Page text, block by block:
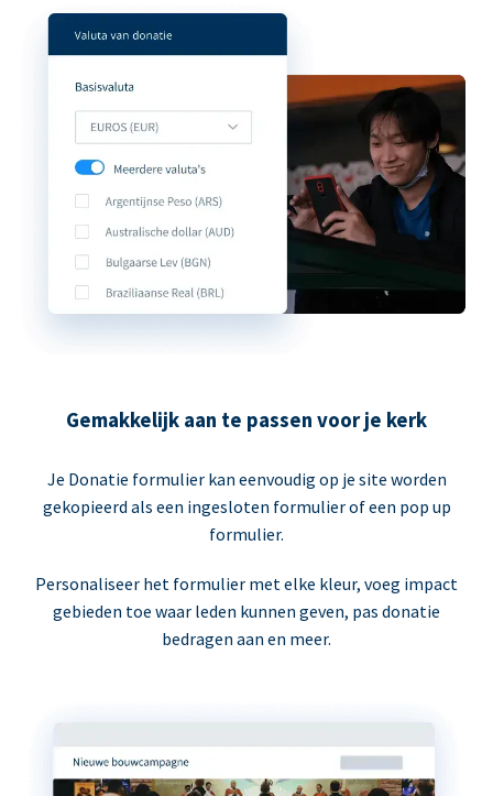
Gemakkelijk aan te passen voor je kerk
Je Donatie formulier kan eenvoudig op je site worden
gekopieerd als een ingesloten formulier of een pop up
formulier.
Personaliseer het formulier met elke kleur, voeg impact
gebieden toe waar leden kunnen geven, pas donatie
bedragen aan en meer.